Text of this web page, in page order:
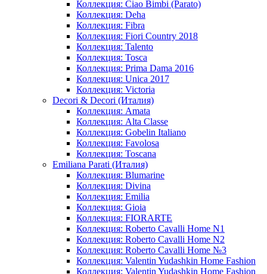
Коллекция: Ciao Bimbi (Parato)
Коллекция: Deha
Коллекция: Fibra
Коллекция: Fiori Country 2018
Коллекция: Talento
Коллекция: Tosca
Коллекция: Prima Dama 2016
Коллекция: Unica 2017
Коллекция: Victoria
Decori & Decori (Италия)
Коллекция: Amata
Коллекция: Alta Classe
Коллекция: Gobelin Italiano
Коллекция: Favolosa
Коллекция: Toscana
Emiliana Parati (Италия)
Коллекция: Blumarine
Коллекция: Divina
Коллекция: Emilia
Коллекция: Gioia
Коллекция: FIORARTE
Коллекция: Roberto Cavalli Home N1
Коллекция: Roberto Cavalli Home N2
Коллекция: Roberto Cavalli Home №3
Коллекция: Valentin Yudashkin Home Fashion
Коллекция: Valentin Yudashkin Home Fashion